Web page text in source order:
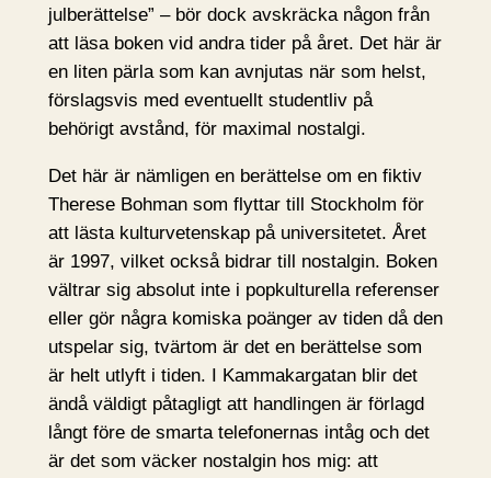
julberättelse” – bör dock avskräcka någon från
att läsa boken vid andra tider på året. Det här är
en liten pärla som kan avnjutas när som helst,
förslagsvis med eventuellt studentliv på
behörigt avstånd, för maximal nostalgi.
Det här är nämligen en berättelse om en fiktiv
Therese Bohman som flyttar till Stockholm för
att lästa kulturvetenskap på universitetet. Året
är 1997, vilket också bidrar till nostalgin. Boken
vältrar sig absolut inte i popkulturella referenser
eller gör några komiska poänger av tiden då den
utspelar sig, tvärtom är det en berättelse som
är helt utlyft i tiden. I Kammakargatan blir det
ändå väldigt påtagligt att handlingen är förlagd
långt före de smarta telefonernas intåg och det
är det som väcker nostalgin hos mig: att